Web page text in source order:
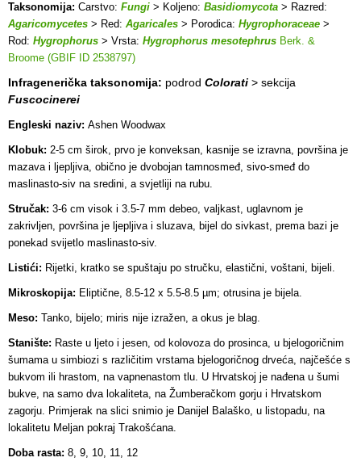
Taksonomija: Carstvo: Fungi > Koljeno: Basidiomycota > Razred:
Agaricomycetes > Red: Agaricales > Porodica: Hygrophoraceae >
Rod: Hygrophorus > Vrsta: Hygrophorus mesotephrus Berk. &
Broome (GBIF ID 2538797)
Infragenerička taksonomija: podrod Colorati > sekcija
Fuscocinerei
Engleski naziv: Ashen Woodwax
Klobuk: 2-5 cm širok, prvo je konveksan, kasnije se izravna, površina je
mazava i ljepljiva, obično je dvobojan tamnosmeđ, sivo-smeđ do
maslinasto-siv na sredini, a svjetliji na rubu.
Stručak: 3-6 cm visok i 3.5-7 mm debeo, valjkast, uglavnom je
zakrivljen, površina je ljepljiva i sluzava, bijel do sivkast, prema bazi je
ponekad svijetlo maslinasto-siv.
Listići: Rijetki, kratko se spuštaju po stručku, elastični, voštani, bijeli.
Mikroskopija: Eliptične, 8.5-12 x 5.5-8.5 µm; otrusina je bijela.
Meso: Tanko, bijelo; miris nije izražen, a okus je blag.
Stanište: Raste u ljeto i jesen, od kolovoza do prosinca, u bjelogoričnim
šumama u simbiozi s različitim vrstama bjelogoričnog drveća, najčešće s
bukvom ili hrastom, na vapnenastom tlu. U Hrvatskoj je nađena u šumi
bukve, na samo dva lokaliteta, na Žumberačkom gorju i Hrvatskom
zagorju. Primjerak na slici snimio je Danijel Balaško, u listopadu, na
lokalitetu Meljan pokraj Trakošćana.
Doba rasta: 8, 9, 10, 11, 12